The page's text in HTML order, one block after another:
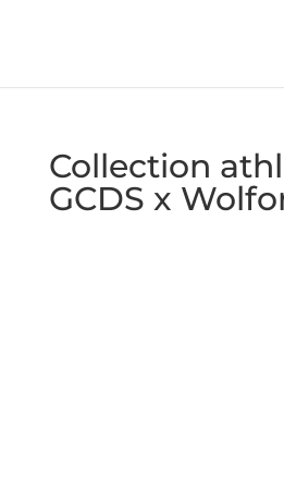
Collection
GCDS x